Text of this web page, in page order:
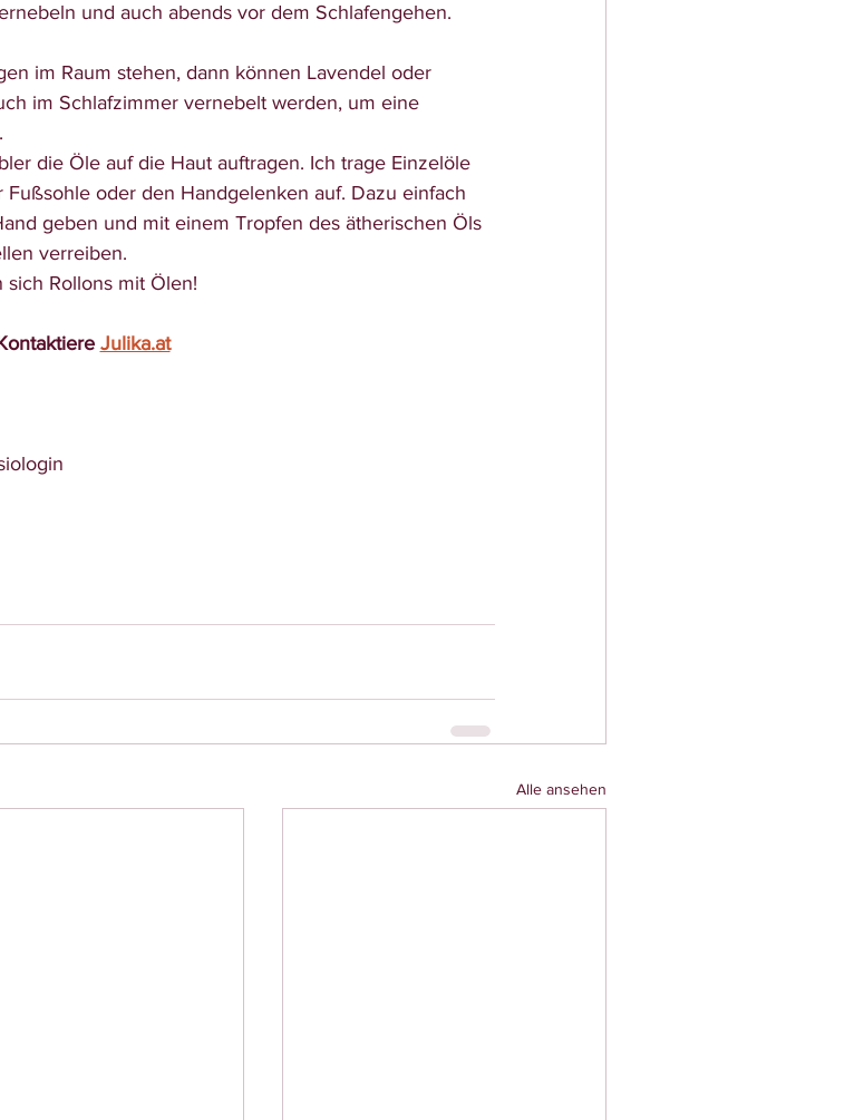
und auch abends vor dem Schlafengehen.
im Schlafzimmer vernebelt werden, um eine
die Öle auf die Haut auftragen. Ich trage Einzelöle
oder den Handgelenken auf. Dazu einfach
geben und mit einem Tropfen des ätherischen Öls
verreiben.
Rollons mit Ölen!
Julika.at
Alle ansehen